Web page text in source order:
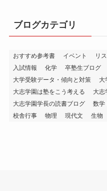
ブログカテゴリ
おすすめ参考書 イベント リ
入試情報
化学 卒塾生ブログ
大学受験データ・傾向と対策
大
大志学園は塾をこう考える
大志
大志学園学長の読書ブログ
数
校舎行事
物理 現代文 生物